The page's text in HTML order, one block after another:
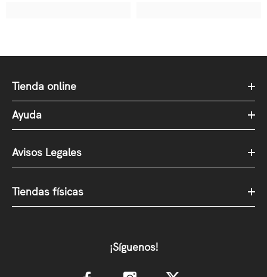
Tienda online
Ayuda
Avisos Legales
Tiendas físicas
¡Síguenos!